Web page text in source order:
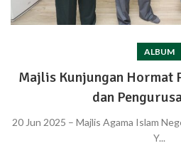
ALBUM
Majlis Kunjungan Hormat
dan
20 Jun 2025 – Majlis Agama Islam
Y...